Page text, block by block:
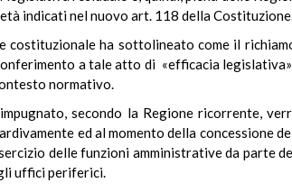
indicati nel nuovo art. 118 della
costituzionale ha sottolineato come il
a tale atto di «efficacia
normativo.
secondo la Regione ricorrente,
ed al momento della concessione
delle funzioni amministrative da parte
uffici periferici.